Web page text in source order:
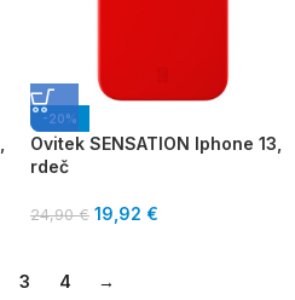
-20%
Ovitek SENSATION Iphone 13,
rdeč
24,90€ 19,92 €
3 4 →